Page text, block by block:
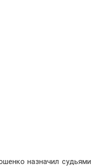
назначил судьями